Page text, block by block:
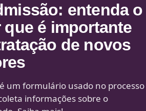
entenda o
que é importante
de novos
um formulário usado no processo
informações sobre o